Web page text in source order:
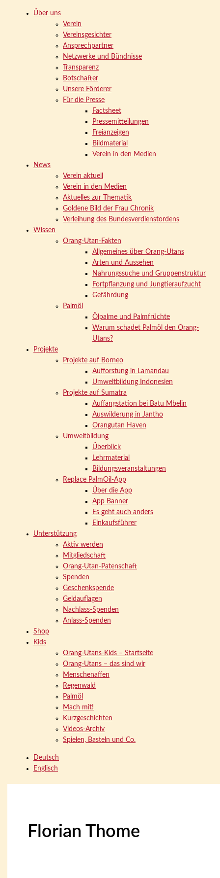
Über uns
Verein
Vereinsgesichter
Ansprechpartner
Netzwerke und Bündnisse
Transparenz
Botschafter
Unsere Förderer
Für die Presse
Factsheet
Pressemitteilungen
Freianzeigen
Bildmaterial
Verein in den Medien
News
Verein aktuell
Verein in den Medien
Aktuelles zur Thematik
Goldene Bild der Frau Chronik
Verleihung des Bundesverdienstordens
Wissen
Orang-Utan-Fakten
Allgemeines über Orang-Utans
Arten und Aussehen
Nahrungssuche und Gruppenstruktur
Fortpflanzung und Jungtieraufzucht
Gefährdung
Palmöl
Ölpalme und Palmfrüchte
Warum schadet Palmöl den Orang-
Utans?
Projekte
Projekte auf Borneo
Aufforstung in Lamandau
Umweltbildung Indonesien
Projekte auf Sumatra
Auffangstation bei Batu Mbelin
Auswilderung in Jantho
Orangutan Haven
Umweltbildung
Überblick
Lehrmaterial
Bildungsveranstaltungen
Replace PalmOil-App
Über die App
App Banner
Es geht auch anders
Einkaufsführer
Unterstützung
Aktiv werden
Mitgliedschaft
Orang-Utan-Patenschaft
Spenden
Geschenkspende
Geldauflagen
Nachlass-Spenden
Anlass-Spenden
Shop
Kids
Orang-Utans-Kids – Startseite
Orang-Utans – das sind wir
Menschenaffen
Regenwald
Palmöl
Mach mit!
Kurzgeschichten
Videos-Archiv
Spielen, Basteln und Co.
Deutsch
Englisch
Florian Thome